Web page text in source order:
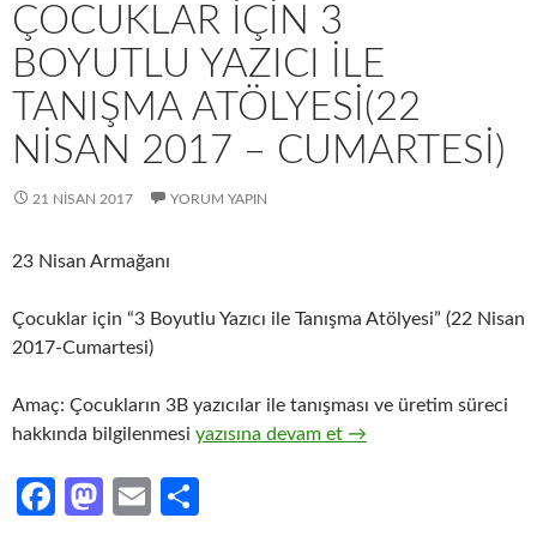
ÇOCUKLAR IÇIN 3
BOYUTLU YAZICI ILE
TANIŞMA ATÖLYESI(22
NISAN 2017 – CUMARTESI)
21 NISAN 2017 YORUM YAPIN
23 Nisan Armağanı
Çocuklar için “3 Boyutlu Yazıcı ile Tanışma Atölyesi” (22 Nisan
2017-Cumartesi)
Amaç: Çocukların 3B yazıcılar ile tanışması ve üretim süreci
hakkında bilgilenmesi Çocuklar için 3 Boyutlu Yazıcı ile
yazısına devam et →
Fa
M
E